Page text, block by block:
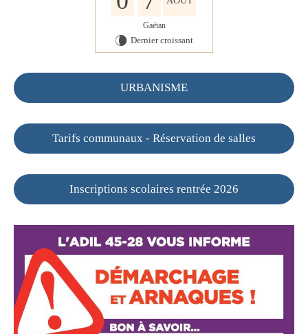
Gaétan
V Dernier croissant
URBANISME
Tarifs communaux - Réservation de salles
Inscriptions scolaires rentrée 2026